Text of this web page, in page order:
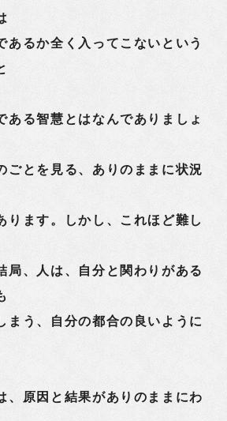
あるか全く入ってこないという
る智慧とはなんでありましょ
ごとを見る、ありのままに状況
ります。しかし、これほど難し
局、人は、自分と関わりがある
まう、自分の都合の良いように
原因と結果がありのままにわ